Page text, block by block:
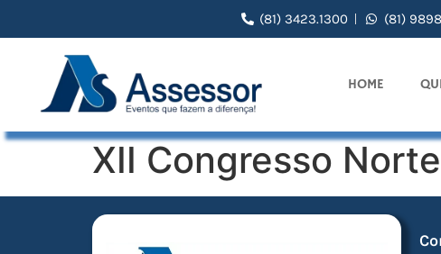
(81) 3423.1300 (81)
HOME
XII Congresso